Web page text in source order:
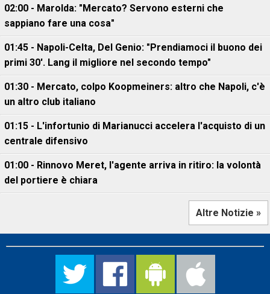
02:00 - Marolda: "Mercato? Servono esterni che
sappiano fare una cosa"
01:45 - Napoli-Celta, Del Genio: "Prendiamoci il buono dei
primi 30'. Lang il migliore nel secondo tempo"
01:30 - Mercato, colpo Koopmeiners: altro che Napoli, c'è
un altro club italiano
01:15 - L'infortunio di Marianucci accelera l'acquisto di un
centrale difensivo
01:00 - Rinnovo Meret, l'agente arriva in ritiro: la volontà
del portiere è chiara
Altre Notizie »